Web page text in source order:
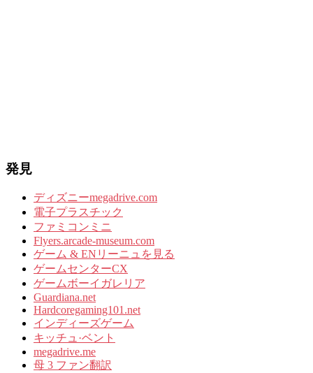
発見
ディズニーmegadrive.com
電子プラスチック
ファミコンミニ
Flyers.arcade-museum.com
ゲーム & ENリーニュを見る
ゲームセンターCX
ゲームボーイガレリア
Guardiana.net
Hardcoregaming101.net
インディーズゲーム
キッチュ·ベント
megadrive.me
母 3 ファン翻訳